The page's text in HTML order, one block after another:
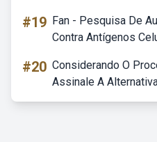
#19 Fan - Pesquisa De
Contra Antígenos
#20 Considerando O
Assinale A